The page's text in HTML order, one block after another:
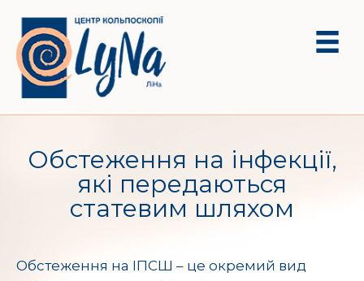
Обстеження на інфекції,
які передаються
статевим шляхом
Обстеження на ІПСШ – це окремий вид